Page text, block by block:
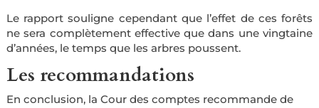
Le rapport souligne cependant que l’effet de ces forêts
ne sera complètement effective que dans une vingtaine
d’années, le temps que les arbres poussent.
Les recommandations
En conclusion, la Cour des comptes recommande de